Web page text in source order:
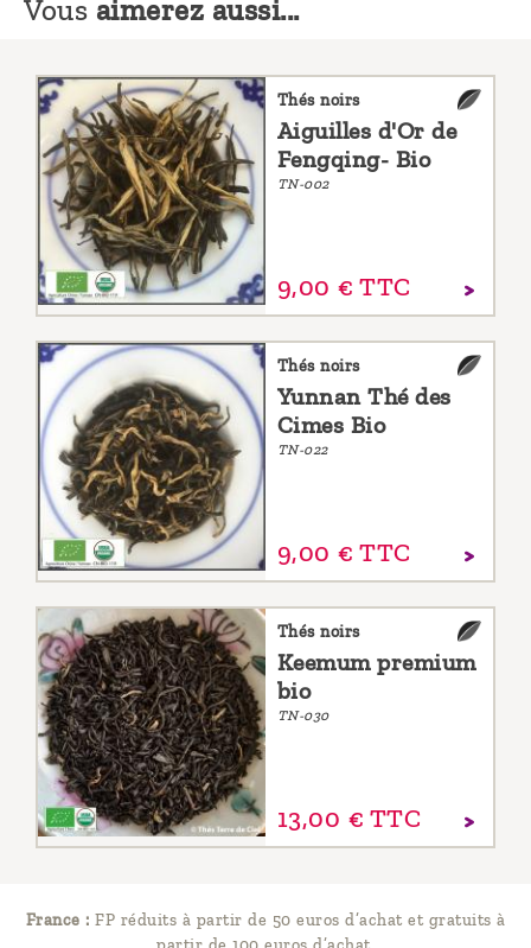
Vous aimerez aussi...
Thés noirs
Aiguilles d'Or de
Fengqing- Bio
TN-002
9,00 € TTC
Thés noirs
Yunnan Thé des
Cimes Bio
TN-022
9,00 € TTC
Thés noirs
Keemum premium
bio
TN-030
13,00 € TTC
France : FP réduits à partir de 50 euros d’achat et gratuits à